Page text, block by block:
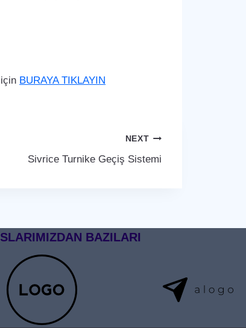
BURAYA TIKLAYIN
NEXT
Sivrice Turnike Geçiş Sistemi
BAZILARI